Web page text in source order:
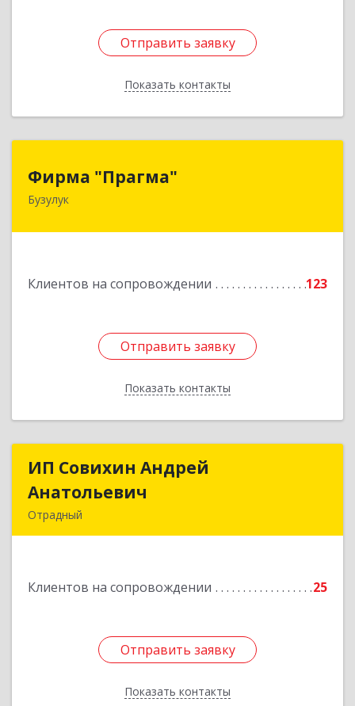
Отправить заявку
Показать контакты
Отправить заявку
Назад
Фирма "Прагма"
Бузулук
Клиентов на сопровождении 123
Отправить заявку
Показать контакты
461040, Оренбургская обл, Бузулукский р-н,
Отправить заявку
Назад
ИП Совихин Андрей
Анатольевич
Отрадный
Клиентов на сопровождении 25
Отправить заявку
Показать контакты
ИП Совихин Андрей
Подробнее
Отправить заявку
Назад